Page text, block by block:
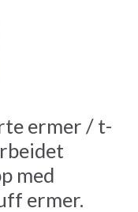
ermer / t-
med
ermer.